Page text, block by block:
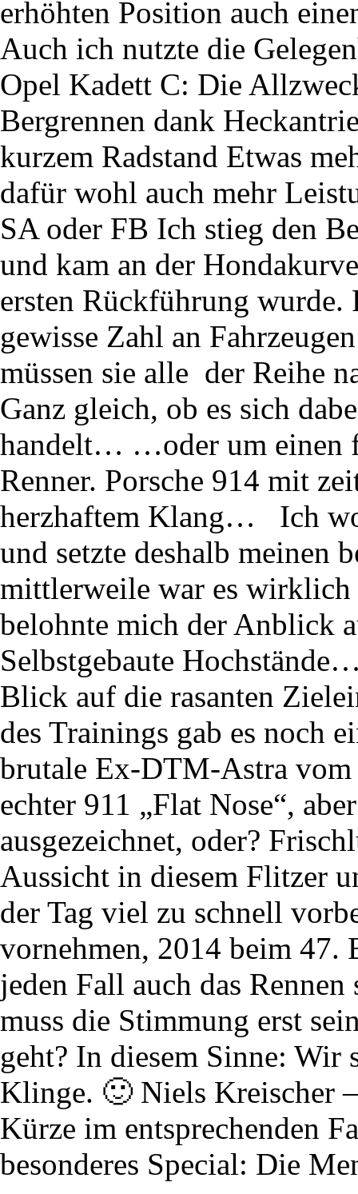
erhöhten Position auch
Auch ich nutzte die
Opel Kadett C: Die
Bergrennen dank
kurzem Radstand Etwas
dafür wohl auch mehr
SA oder FB Ich stieg den
und kam an der
ersten Rückführung wurde.
gewisse Zahl an
müssen sie alle der Reihe
Ganz gleich, ob es sich
handelt… …oder um einen
Renner. Porsche 914 mit
herzhaftem Klang… Ich
und setzte deshalb meinen
mittlerweile war es wirklich
belohnte mich der Anblick
Selbstgebaute
Blick auf die rasanten
des Trainings gab es noch
brutale Ex-DTM-Astra
echter 911 „Flat Nose“,
ausgezeichnet, oder?
Aussicht in diesem Flitzer
der Tag viel zu schnell
vornehmen, 2014 beim 47.
jeden Fall auch das
muss die Stimmung erst
geht? In diesem Sinne: Wir
Klinge. 🙂 Niels Kreischer
Kürze im entsprechenden
besonderes Special: Die